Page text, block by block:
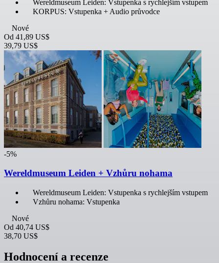
Wereldmuseum Leiden: Vstupenka s rychlejším vstupem
KORPUS: Vstupenka + Audio průvodce
Nové
Od 41,89 US$
39,79 US$
-5%
Wereldmuseum Leiden + Vzhůru nohama
Wereldmuseum Leiden: Vstupenka s rychlejším vstupem
Vzhůru nohama: Vstupenka
Nové
Od 40,74 US$
38,70 US$
Hodnocení a recenze